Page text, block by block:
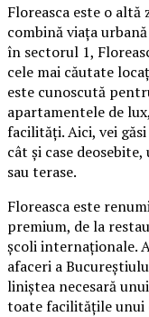
Floreasca este o
combină viața
în sectorul 1,
cele mai căutate
este cunoscută
apartamentele de
facilități. Aici, vei
cât și case
sau terase.
Floreasca este
premium, de la
școli internaționale.
afaceri a
liniștea necesară
toate facilitățile unui